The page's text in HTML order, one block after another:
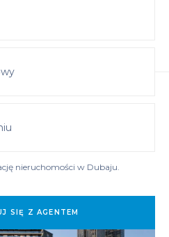
nieruchomości w Dubaju.
SIĘ Z AGENTEM